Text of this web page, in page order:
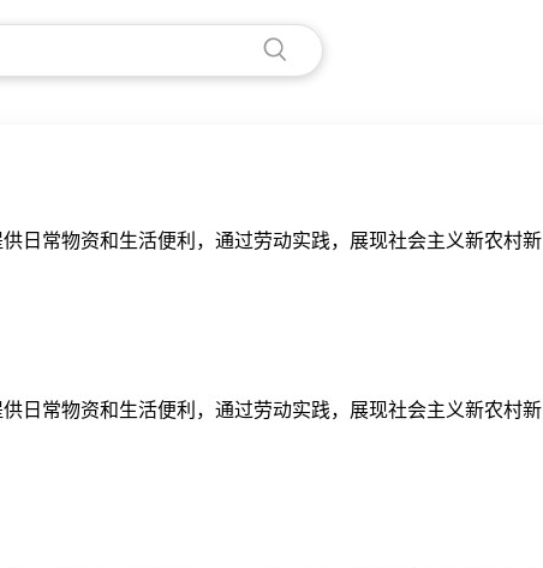
日常物资和生活便利，通过劳动实践，展现社会主义新农村新
日常物资和生活便利，通过劳动实践，展现社会主义新农村新